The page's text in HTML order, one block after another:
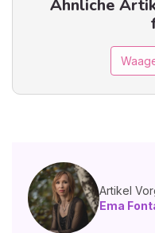
Ähnliche
Artikel
Ema